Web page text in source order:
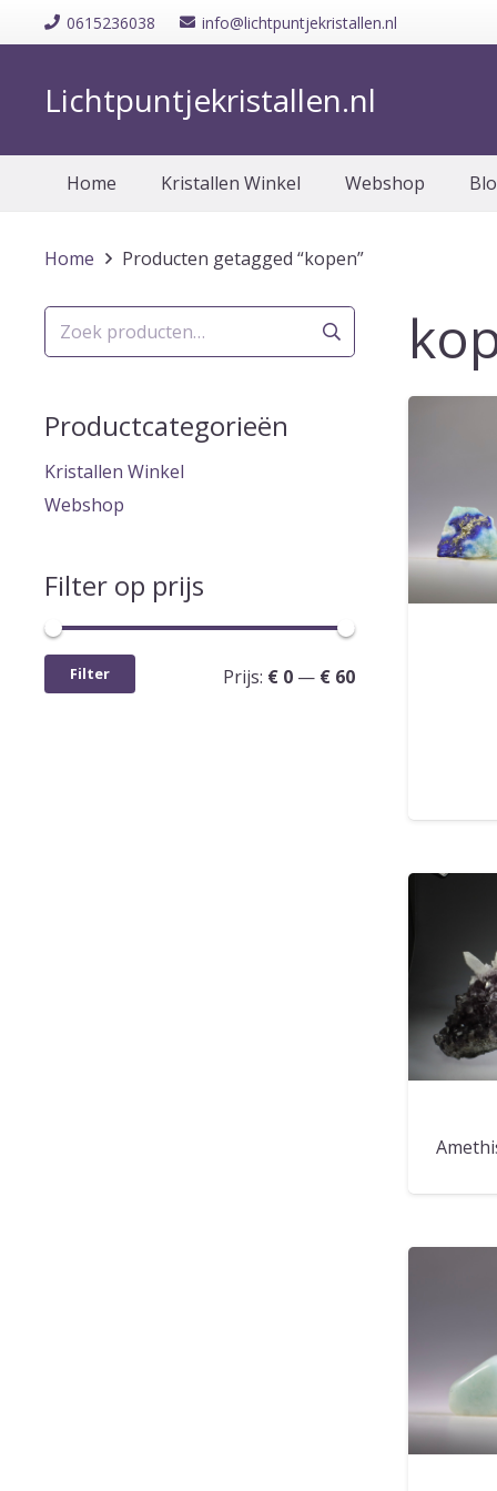
0615236038 info@lichtpuntjekristallen.nl
Lichtpuntjekristallen.nl
Home Kristallen Winkel Webshop
Home Producten getagged “kopen”
Zoeken
naar:
Productcategorieën
Kristallen Winkel
Webshop
Filter op prijs
Min.
Max.
Filter Prijs: € 0 — € 60